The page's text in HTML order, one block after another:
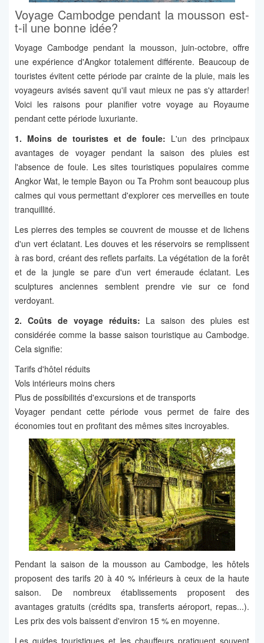
Voyage Cambodge pendant la mousson est-
t-il une bonne idée?
Voyage Cambodge pendant la mousson, juin-octobre, offre
une expérience d'Angkor totalement différente. Beaucoup de
touristes évitent cette période par crainte de la pluie, mais les
voyageurs avisés savent qu'il vaut mieux ne pas s'y attarder!
Voici les raisons pour planifier votre voyage au Royaume
pendant cette période luxuriante.
1. Moins de touristes et de foule: L'un des principaux
avantages de voyager pendant la saison des pluies est
l'absence de foule. Les sites touristiques populaires comme
Angkor Wat, le temple Bayon ou Ta Prohm sont beaucoup plus
calmes qui vous permettant d'explorer ces merveilles en toute
tranquillité.
Les pierres des temples se couvrent de mousse et de lichens
d'un vert éclatant. Les douves et les réservoirs se remplissent
à ras bord, créant des reflets parfaits. La végétation de la forêt
et de la jungle se pare d'un vert émeraude éclatant. Les
sculptures anciennes semblent prendre vie sur ce fond
verdoyant.
2. Coûts de voyage réduits: La saison des pluies est
considérée comme la basse saison touristique au Cambodge.
Cela signifie:
Tarifs d'hôtel réduits
Vols intérieurs moins chers
Plus de possibilités d'excursions et de transports
Voyager pendant cette période vous permet de faire des
économies tout en profitant des mêmes sites incroyables.
Pendant la saison de la mousson au Cambodge, les hôtels
proposent des tarifs 20 à 40 % inférieurs à ceux de la haute
saison. De nombreux établissements proposent des
avantages gratuits (crédits spa, transferts aéroport, repas...).
Les prix des vols baissent d'environ 15 % en moyenne.